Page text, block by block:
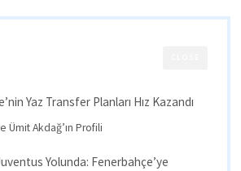
Yaz Transfer Planları Hız Kazandı
Ümit Akdağ’ın Profili
Yolunda: Fenerbahçe’ye